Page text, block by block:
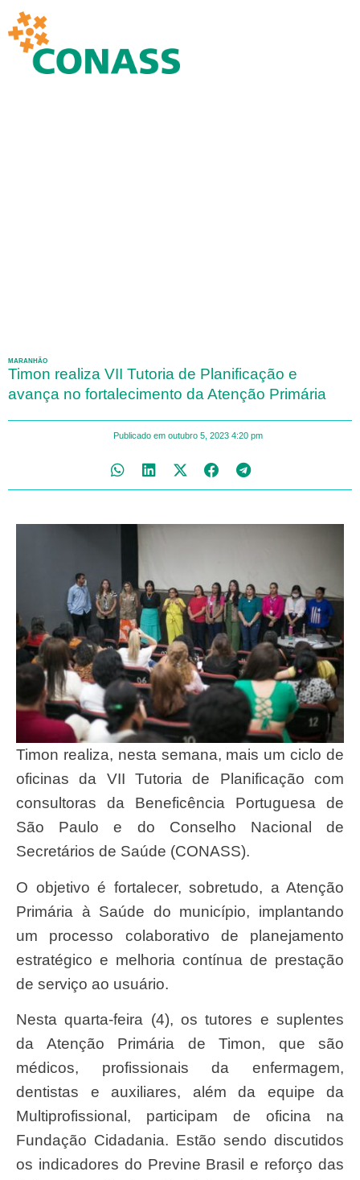
MARANHÃO
Timon realiza VII Tutoria de Planificação e
avança no fortalecimento da Atenção Primária
Publicado em outubro 5, 2023 4:20 pm
Timon realiza, nesta semana, mais um ciclo de
oficinas da VII Tutoria de Planificação com
consultoras da Beneficência Portuguesa de
São Paulo e do Conselho Nacional de
Secretários de Saúde (CONASS).
O objetivo é fortalecer, sobretudo, a Atenção
Primária à Saúde do município, implantando
um processo colaborativo de planejamento
estratégico e melhoria contínua de prestação
de serviço ao usuário.
Nesta quarta-feira (4), os tutores e suplentes
da Atenção Primária de Timon, que são
médicos, profissionais da enfermagem,
dentistas e auxiliares, além da equipe da
Multiprofissional, participam de oficina na
Fundação Cidadania. Estão sendo discutidos
os indicadores do Previne Brasil e reforço das